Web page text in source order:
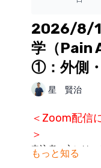
2026/8/
学（Pain
①：外側
星 賢治
＜Zoom配信
＞
申込者の方には、
ンクを
もっと知る